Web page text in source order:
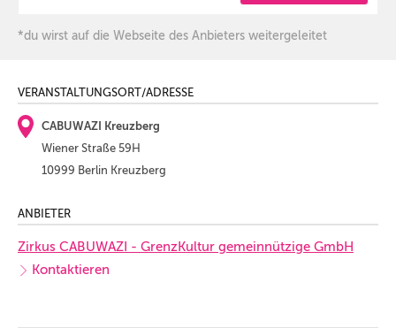
*du wirst auf die Webseite des Anbieters weitergeleitet
VERANSTALTUNGSORT/ADRESSE
CABUWAZI Kreuzberg
Wiener Straße 59H
10999 Berlin Kreuzberg
ANBIETER
Zirkus CABUWAZI - GrenzKultur gemeinnützige GmbH
Kontaktieren